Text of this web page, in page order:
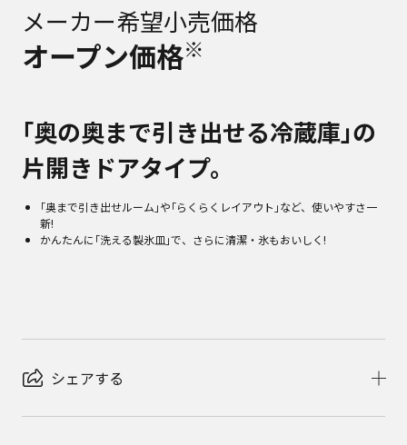
メーカー希望小売価格
オープン価格※
｢奥の奥まで引き出せる冷蔵庫｣の
片開きドアタイプ。
｢奥まで引き出せルーム｣や｢らくらくレイアウト｣など、使いやすさ一
新!
かんたんに｢洗える製氷皿｣で、さらに清潔・氷もおいしく!
シェアする